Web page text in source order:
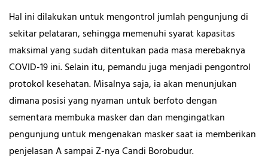
Hal ini dilakukan untuk mengontrol jumlah pengunjung di
sekitar pelataran, sehingga memenuhi syarat kapasitas
maksimal yang sudah ditentukan pada masa merebaknya
COVID-19 ini. Selain itu, pemandu juga menjadi pengontrol
protokol kesehatan. Misalnya saja, ia akan menunjukan
dimana posisi yang nyaman untuk berfoto dengan
sementara membuka masker dan dan mengingatkan
pengunjung untuk mengenakan masker saat ia memberikan
penjelasan A sampai Z-nya Candi Borobudur.